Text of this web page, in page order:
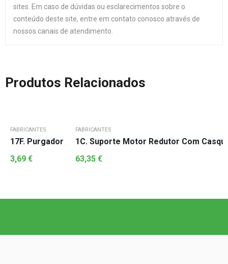
sites. Em caso de dúvidas ou esclarecimentos sobre o
conteúdo deste site, entre em contato conosco através de
nossos canais de atendimento.
Produtos Relacionados
FABRICANTES
17F. Purgador
3,69 €
FABRICANTES
1C. Suporte Motor Redutor Com
63,35 €